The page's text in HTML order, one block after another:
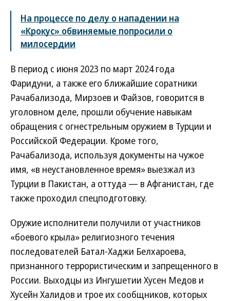
На процессе по делу о нападении на
«Крокус» обвиняемые попросили о
милосердии
В период с июня 2023 по март 2024 года
Фаридуни, а также его ближайшие соратники
Рачабализода, Мирзоев и Файзов, говорится в
уголовном деле, прошли обучение навыкам
обращения с огнестрельным оружием в Турции и
Российской Федерации. Кроме того,
Рачабализода, используя документы на чужое
имя, «в неустановленное время» выезжал из
Турции в Пакистан, а оттуда — в Афганистан, где
также проходил спецподготовку.
Оружие исполнители получили от участников
«боевого крыла» религиозного течения
последователей Батал-Хаджи Белхароева,
признанного террористическим и запрещенного в
России. Выходцы из Ингушетии Хусен Медов и
Хусейн Халидов и трое их сообщников, которых